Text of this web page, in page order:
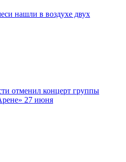
нашли в воздухе двух
отменил концерт группы
27 июня